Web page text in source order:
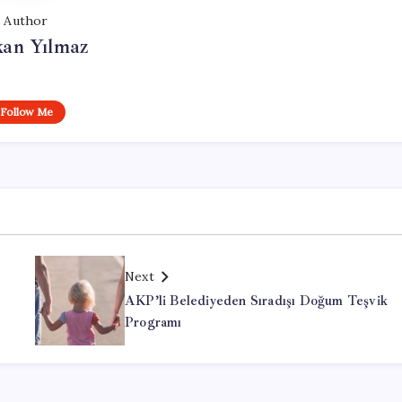
Author
Yılmaz
Follow Me
Next
AKP’li Belediyeden Sıradışı Doğum Teşvik
Programı